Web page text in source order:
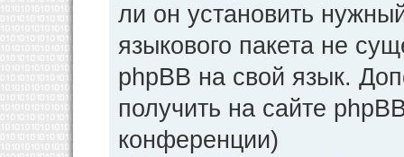
ли он установить
языкового пакета не
phpBB на свой язык.
получить на сайте
конференции)